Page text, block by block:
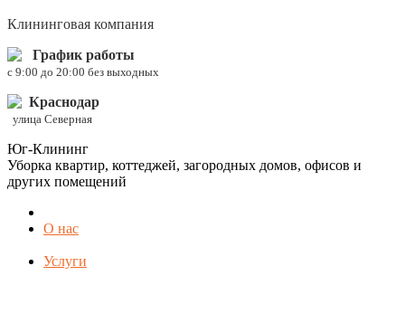
Клининговая компания
График работы
c 9:00 до 20:00 без выходных
Краснодар
улица Северная
Юг-Клининг
Уборка квартир, коттеджей, загородных домов, офисов и
других помещений
О нас
Услуги